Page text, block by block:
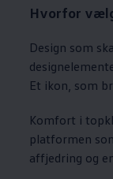
Hvorfor
Design som
Et ikon, som
Komfort i
platformen
affjedring og